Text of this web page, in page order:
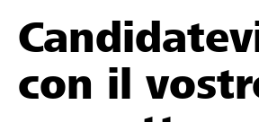
con il